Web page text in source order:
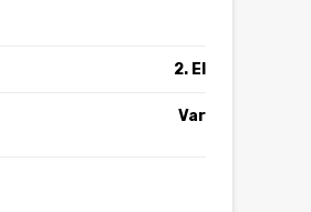
2. El
Var